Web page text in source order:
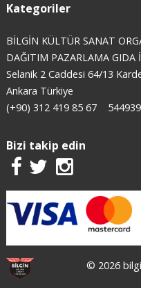
Kategoriler
BİLGİN KÜLTÜR SANAT
DAĞITIM PAZARLAMA GIDA
Selanik 2 Caddesi 64/13
Ankara Türkiye
(+90) 312 419 85 67
Bizi takip edin
© 2026